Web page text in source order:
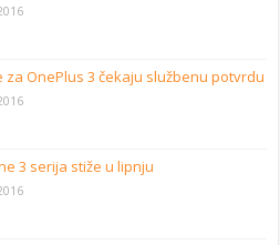
za OnePlus 3 čekaju službenu potvrdu
3 serija stiže u lipnju